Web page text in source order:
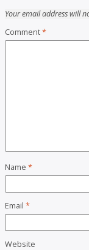
Your email address will
Comment*
Name *
Email *
Website